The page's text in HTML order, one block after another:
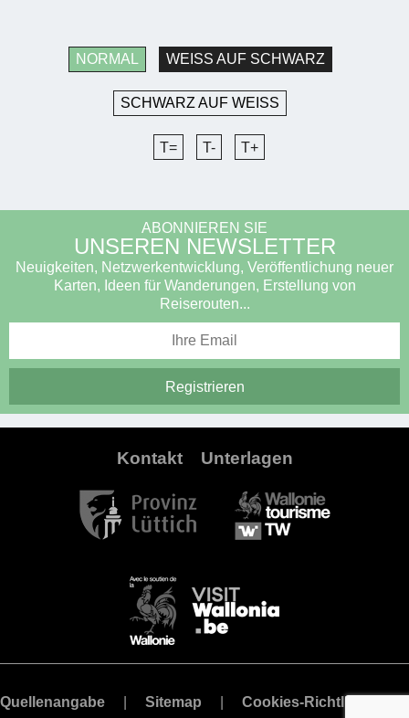
NORMAL WEISS AUF SCHWARZ
SCHWARZ AUF WEISS
T= T- T+
ABONNIEREN SIE
UNSEREN NEWSLETTER
Neuigkeiten, Netzwerkentwicklung, Veröffentlichung neuer
Karten, Ideen für Wanderungen, Erstellung von
Reiserouten...
Kontakt Unterlagen
Quellenangabe Sitemap
Cookies-Richtlinie